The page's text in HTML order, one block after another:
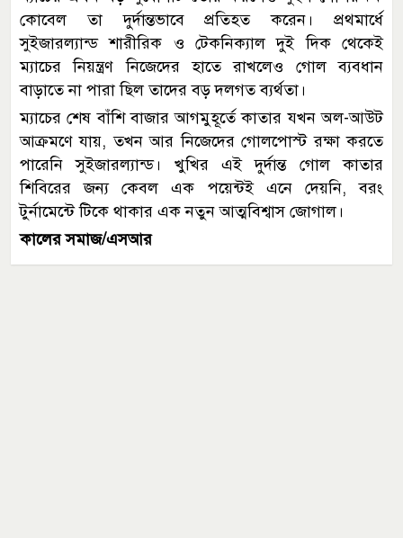
কোবেল তা দুর্দান্তভাবে প্রতিহত করেন। প্রথমার্ধে
সুইজারল্যান্ড শারীরিক ও টেকনিক্যাল দুই দিক থেকেই
ম্যাচের নিয়ন্ত্রণ নিজেদের হাতে রাখলেও গোল ব্যবধান
বাড়াতে না পারা ছিল তাদের বড় দলগত ব্যর্থতা।
ম্যাচের শেষ বাঁশি বাজার আগমুহূর্তে কাতার যখন অল-আউট
আক্রমণে যায়, তখন আর নিজেদের গোলপোস্ট রক্ষা করতে
পারেনি সুইজারল্যান্ড। খুখির এই দুর্দান্ত গোল কাতার
শিবিরের জন্য কেবল এক পয়েন্টই এনে দেয়নি, বরং
টুর্নামেন্টে টিকে থাকার এক নতুন আত্মবিশ্বাস জোগাল।
কালের সমাজ/এসআর